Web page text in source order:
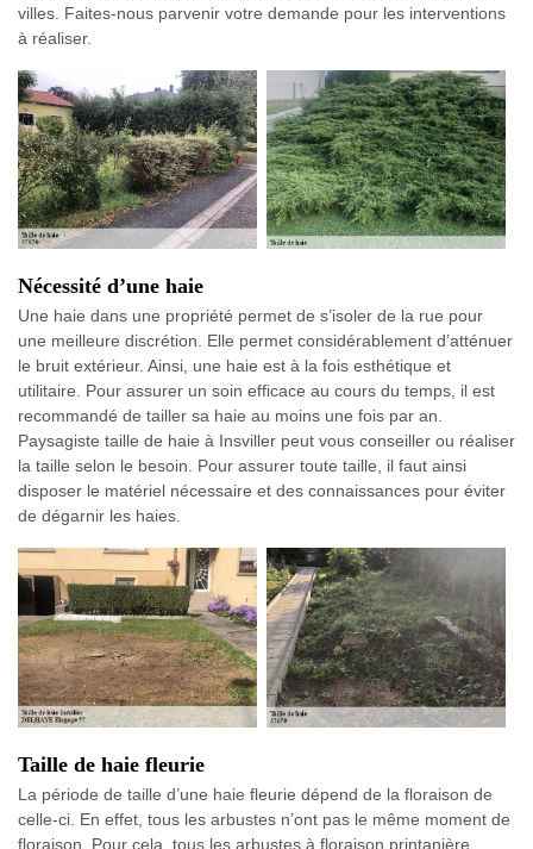
villes. Faites-nous parvenir votre demande pour les interventions
à réaliser.
Nécessité d’une haie
Une haie dans une propriété permet de s’isoler de la rue pour
une meilleure discrétion. Elle permet considérablement d’atténuer
le bruit extérieur. Ainsi, une haie est à la fois esthétique et
utilitaire. Pour assurer un soin efficace au cours du temps, il est
recommandé de tailler sa haie au moins une fois par an.
Paysagiste taille de haie à Insviller peut vous conseiller ou réaliser
la taille selon le besoin. Pour assurer toute taille, il faut ainsi
disposer le matériel nécessaire et des connaissances pour éviter
de dégarnir les haies.
Taille de haie fleurie
La période de taille d’une haie fleurie dépend de la floraison de
celle-ci. En effet, tous les arbustes n’ont pas le même moment de
floraison. Pour cela, tous les arbustes à floraison printanière